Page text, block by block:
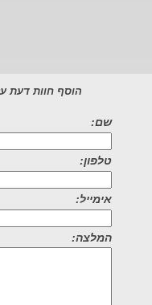
הוסף חוות דעת
שם:
טלפון:
אימייל:
המלצה: